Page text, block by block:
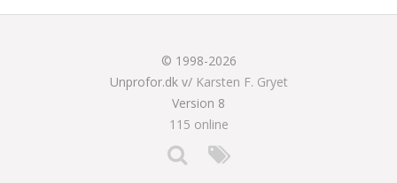
© 1998-2026
Unprofor.dk v/ Karsten F. Gryet
Version 8
115 online